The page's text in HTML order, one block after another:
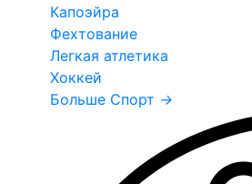
Капоэйра
Фехтование
Легкая атлетика
Хоккей
Больше Спорт →